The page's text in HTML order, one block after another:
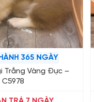
365 NGÀY
Trắng Vàng Đực –
C5978